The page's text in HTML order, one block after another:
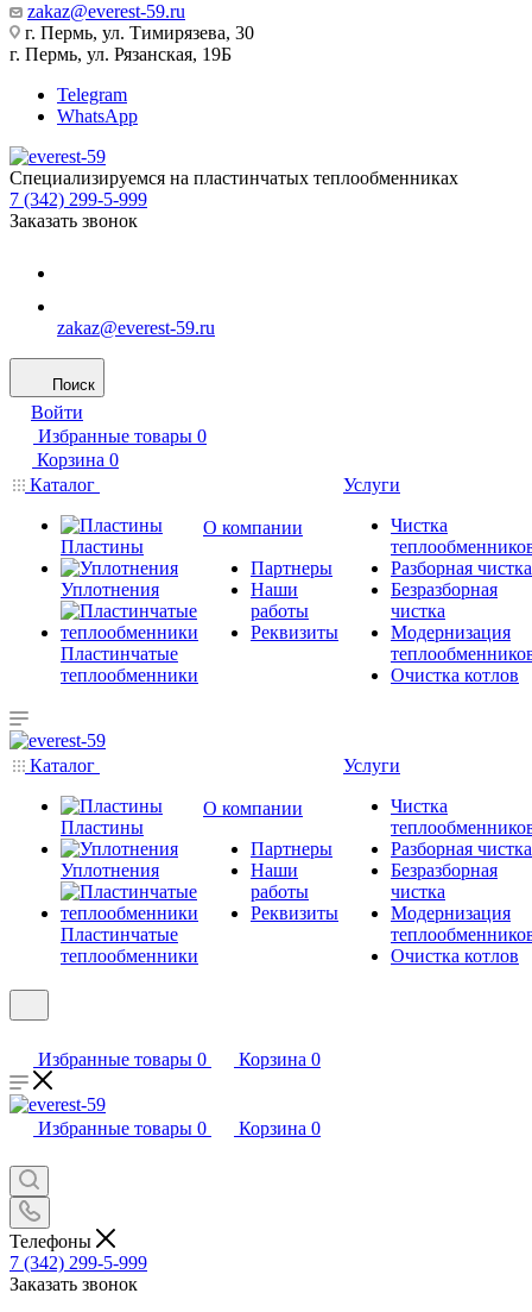
zakaz@everest-59.ru
г. Пермь, ул. Тимирязева, 30
г. Пермь, ул. Рязанская, 19Б
Telegram
WhatsApp
Специализируемся на пластинчатых теплообменниках
7 (342) 299-5-999
Заказать звонок
zakaz@everest-59.ru
Поиск
Войти
Избранные товары 0
Корзина 0
Каталог
Пластины
Уплотнения
Пластинчатые
теплообменники
О компании
Партнеры
Наши
работы
Реквизиты
Услуги
Чистка
Разборная чистка
Безразборная
чистка
Модернизация
Очистка котлов
Каталог
Пластины
Уплотнения
Пластинчатые
теплообменники
О компании
Партнеры
Наши
работы
Реквизиты
Услуги
Чистка
Разборная чистка
Безразборная
чистка
Модернизация
Очистка котлов
Избранные товары 0 Корзина 0
Избранные товары 0 Корзина 0
Телефоны
7 (342) 299-5-999
Заказать звонок